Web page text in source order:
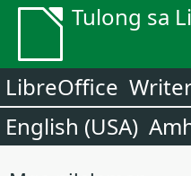
Tulong sa
LibreOffice
English (USA)